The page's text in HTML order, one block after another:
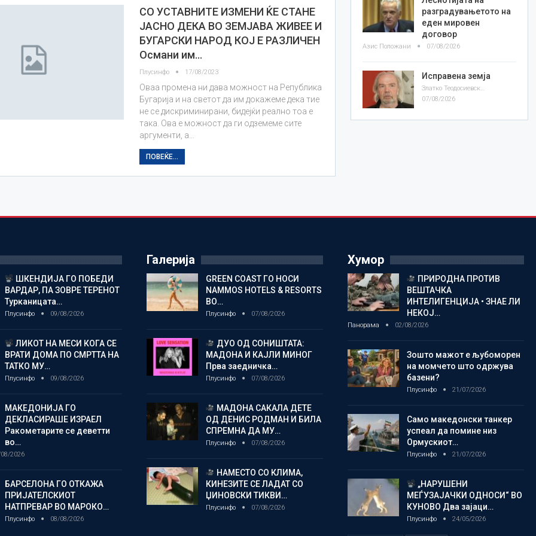
СО УСТАВНИТЕ ИЗМЕНИ ЌЕ СТАНЕ
ЈАСНО ДЕКА ВО ЗЕМЈАВА ЖИВЕЕ И
БУГАРСКИ НАРОД КОЈ Е РАЗЛИЧЕН
Османи им…
Плусинфо 17/08/2023
Оваа промена ни дава можност на Република
Бугарија и на светот да им докажеме дека тие
не се дискриминирани, бидејќи реално тоа е
така. Ова е можност да ги одземеме сите
аргументи, а…
ПОВЕЌЕ...
разградувањетото на
еден мировен
договор
Азис Положани 07/08/2026
Исправена земја
Златко Теодосиевски
07/08/2026
ШКЕНДИЈА ГО ПОБЕДИ
ВАРДАР, ПА ЗОВРЕ ТЕРЕНОТ
Турканицата…
Плусинфо 09/08/2026
ЛИКОТ НА МЕСИ КОГА СЕ
ВРАТИ ДОМА ПО СМРТТА НА
ТАТКО МУ…
Плусинфо 09/08/2026
МАКЕДОНИЈА ГО
ДЕКЛАСИРАШЕ ИЗРАЕЛ
Ракометарите се деветти
во…
2026
БАРСЕЛОНА ГО ОТКАЖА
ПРИЈАТЕЛСКИОТ
НАТПРЕВАР ВО МАРОКО…
Плусинфо 08/08/2026
Галерија
GREEN COAST ГО НОСИ
NAMMOS HOTELS & RESORTS
ВО…
Плусинфо 07/08/2026
ДУО ОД СОНИШТАТА:
МАДОНА И КАЈЛИ МИНОГ
Прва заедничка…
Плусинфо 07/08/2026
МАДОНА САКАЛА ДЕТЕ
ОД ДЕНИС РОДМАН И БИЛА
СПРЕМНА ДА МУ…
Плусинфо 07/08/2026
НАМЕСТО СО КЛИМА,
КИНЕЗИТЕ СЕ ЛАДАТ СО
ЏИНОВСКИ ТИКВИ…
Плусинфо 07/08/2026
Хумор
ПРИРОДНА ПРОТИВ
ВЕШТАЧКА
ИНТЕЛИГЕНЦИЈА • ЗНАЕ ЛИ
НЕКОЈ…
Панорама 02/08/2026
Зошто мажот е љубоморен
на момчето што одржува
базени?
Плусинфо 21/07/2026
Само македонски танкер
успеал да помине низ
Ормускиот…
Плусинфо 21/07/2026
„НАРУШЕНИ
МЕЃУЗАЈАЧКИ ОДНОСИ“ ВО
КУНОВО Два зајаци…
Плусинфо 24/05/2026